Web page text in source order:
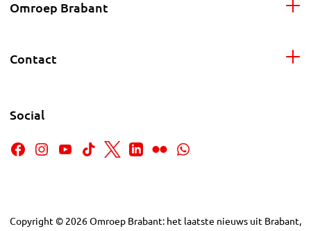
Omroep Brabant
Contact
Social
Copyright © 2026Omroep Brabant: het laatste nieuws uit Brabant,